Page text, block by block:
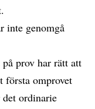
inte genomgå
prov har rätt att
första omprovet
det ordinarie